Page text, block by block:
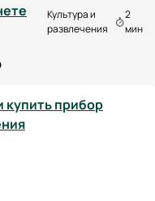
Культура и
развлечения
2
мин
купить прибор